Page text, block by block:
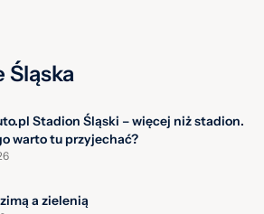
Śląska
Stadion Śląski – więcej niż stadion.
warto tu przyjechać?
a zielenią